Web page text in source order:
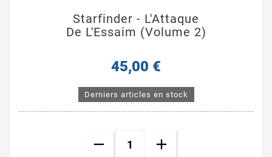
Starfinder - L'Attaque
De L'Essaim (volume 2)
45,00 €
Derniers articles en stock